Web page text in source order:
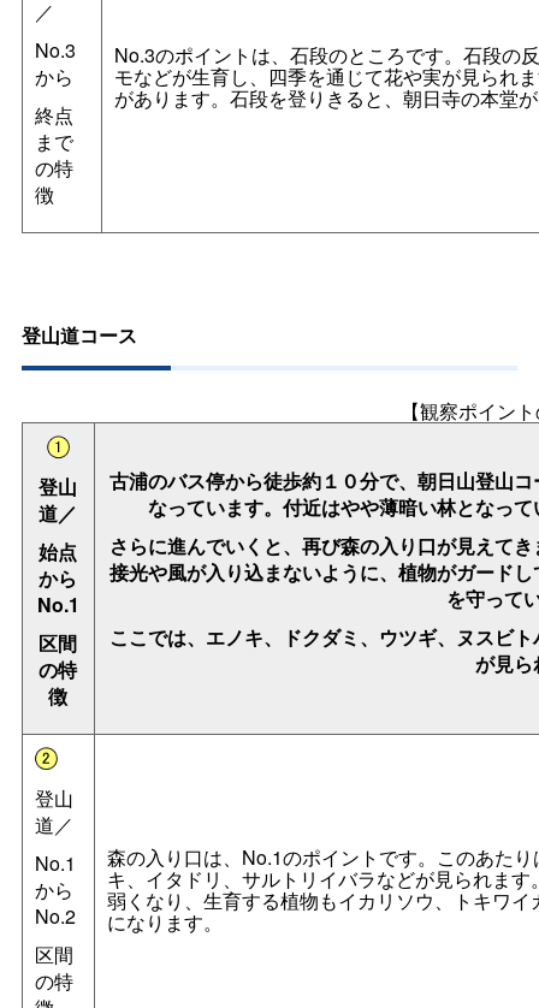
／
No.3
から
終点
まで
の特
徴
No.3のポイントは、石段のところです。石段の
モなどが生育し、四季を通じて花や実が見られ
があります。石段を登りきると、朝日寺の本堂
登山道コース
【観察ポイン
登山
道／
始点
から
No.1
区間
の特
徴
古浦のバス停から徒歩約１０分で、朝日山登山
なっています。付近はやや薄暗い林となっ
さらに進んでいくと、再び森の入り口が見えて
接光や風が入り込まないように、植物がガード
を守って
ここでは、エノキ、ドクダミ、ウツギ、ヌスビ
が見ら
登山
道／
No.1
から
No.2
区間
の特
森の入り口は、No.1のポイントです。このあた
キ、イタドリ、サルトリイバラなどが見られま
弱くなり、生育する植物もイカリソウ、トキワ
になります。